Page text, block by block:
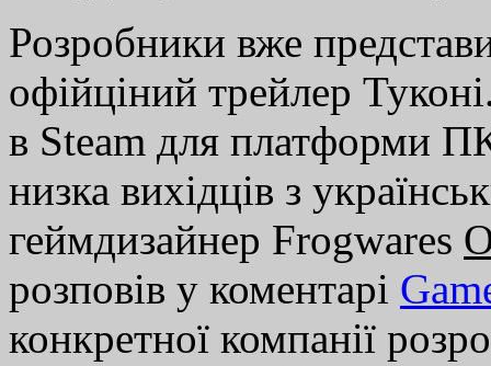
Розробники вже
офійціний трейлер
в Steam для платформи
низка вихідців з
геймдизайнер Frogwares
розповів у коментарі
конкретної компанії